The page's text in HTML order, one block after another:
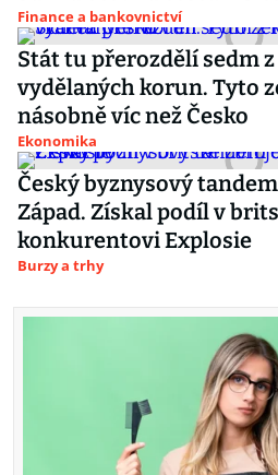
Finance a bankovnictví
Stát tu přerozdělí sedm
vydělaných korun. Tyto
násobně víc než Česko
Ekonomika
Český byznysový
Západ. Získal podíl v
konkurentovi Explosie
Burzy a trhy